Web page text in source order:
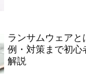
ランサムウェア
例・対策まで初心
解説